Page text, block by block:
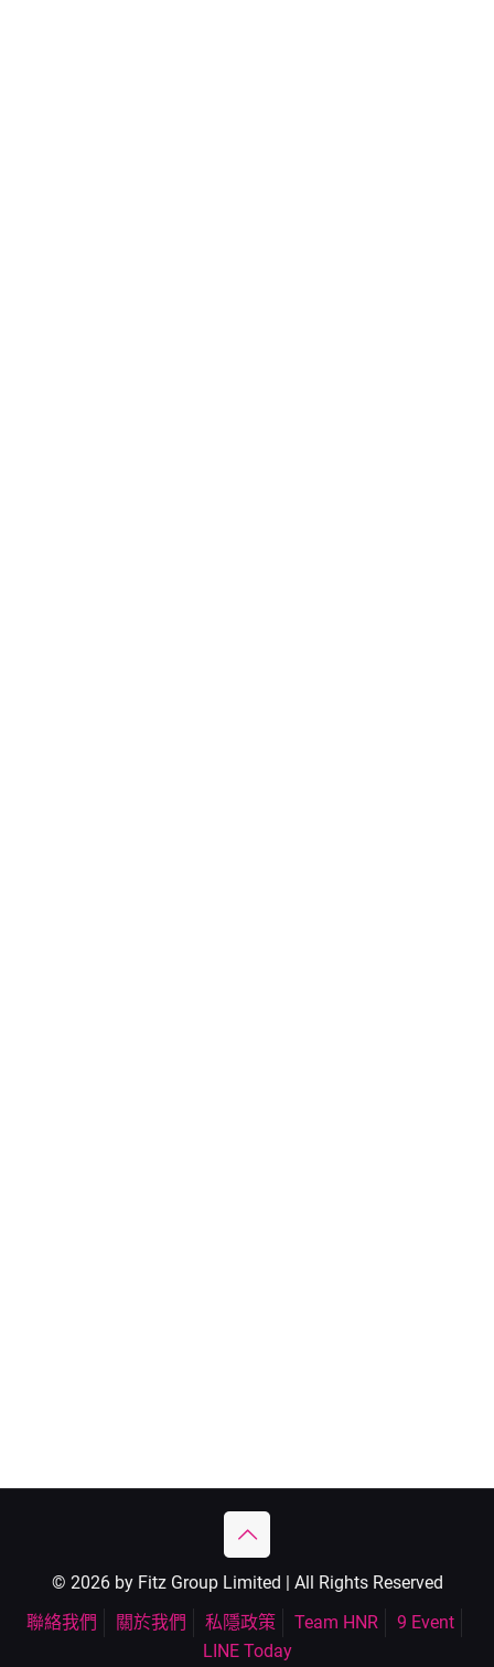
© 2026 by Fitz Group Limited | All Rights Reserved
聯絡我們
關於我們 私隱政策 Team HNR
9 Event
LINE Today